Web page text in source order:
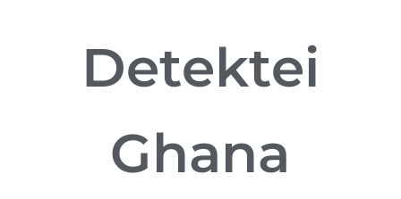
Detektei
Ghana